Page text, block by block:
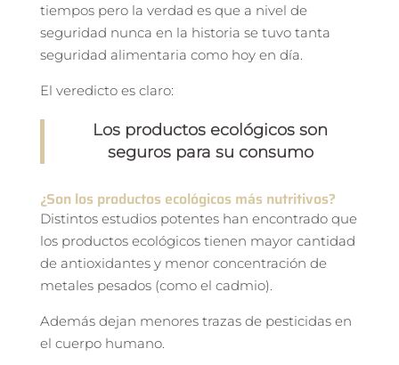
tiempos pero la verdad es que a nivel de
seguridad nunca en la historia se tuvo tanta
seguridad alimentaria como hoy en día.
El veredicto es claro:
Los productos ecológicos son
seguros para su consumo
¿Son los productos ecológicos más nutritivos?
Distintos estudios potentes han encontrado que
los productos ecológicos tienen mayor cantidad
de antioxidantes y menor concentración de
metales pesados (como el cadmio).
Además dejan menores trazas de pesticidas en
el cuerpo humano.